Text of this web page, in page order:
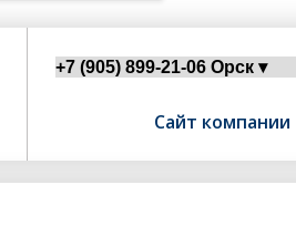
Сайт компании